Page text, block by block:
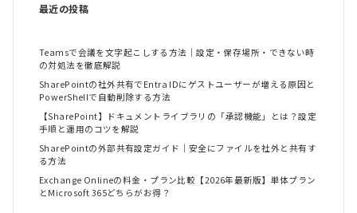
最近の投稿
Teamsで会議を文字起こしする方法｜設定・保存場所・できない時
の対処法を徹底解説
SharePointの社外共有でEntra IDにゲストユーザーが増える原因と
PowerShellで自動削除する方法
【SharePoint】ドキュメントライブラリの「承認機能」とは？設定
手順と運用のコツを解説
SharePointの外部共有設定ガイド｜安全にファイルを社外と共有す
る方法
Exchange Onlineの料金・プラン比較【2026年最新版】単体プラン
とMicrosoft 365どちらがお得？